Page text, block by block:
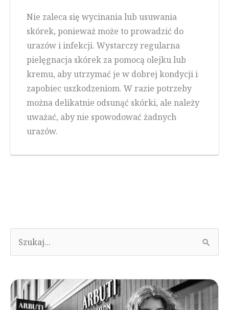
Nie zaleca się wycinania lub usuwania
skórek, ponieważ może to prowadzić do
urazów i infekcji. Wystarczy regularna
pielęgnacja skórek za pomocą olejku lub
kremu, aby utrzymać je w dobrej kondycji i
zapobiec uszkodzeniom. W razie potrzeby
można delikatnie odsunąć skórki, ale należy
uważać, aby nie spowodować żadnych
urazów.
c
h